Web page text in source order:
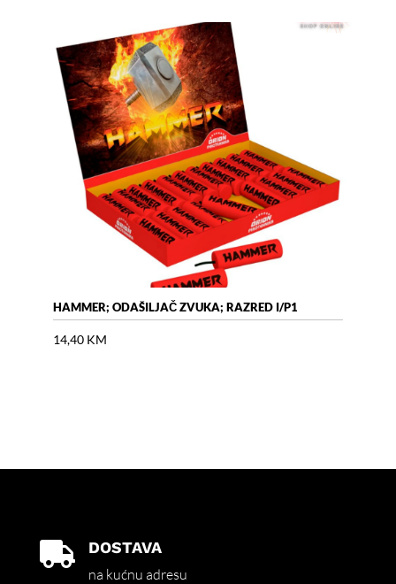
HAMMER; ODAŠILJAČ ZVUKA; RAZRED I/P1
14,40 KM
 DOSTAVA
na kućnu adresu